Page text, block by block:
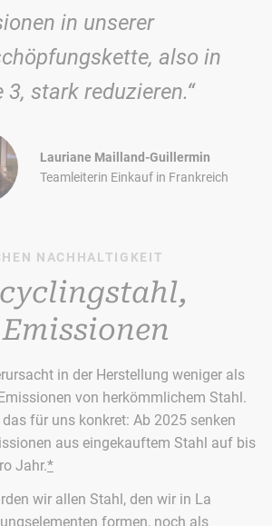
in unserer
also in
3, stark reduzieren.“
Lauriane Mailland-Guillermin
Teamleiterin Einkauf in Frankreich
NACHHALTIGKEIT
in der Herstellung weniger als
von herkömmlichem Stahl.
für uns konkret: Ab 2025 senken
aus eingekauftem Stahl auf bis
Jahr.*
wir allen Stahl, den wir in La
formen, noch als